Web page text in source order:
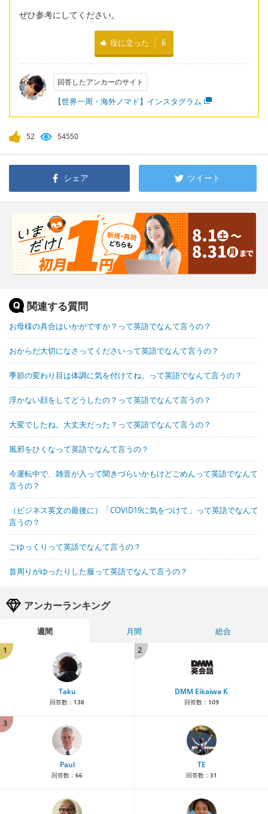
ぜひ参考にしてください。
役に立った 6
回答したアンカーのサイト
【世界一周・海外ノマド】インスタグラム
52 54550
シェア ツイート
関連する質問
お母様の具合はいかがですか？って英語でなんて言うの？
おからだ大切になさってくださいって英語でなんて言うの？
季節の変わり目は体調に気を付けてね。って英語でなんて言うの？
浮かない顔をしてどうしたの？って英語でなんて言うの？
大変でしたね。大丈夫だった？って英語でなんて言うの？
風邪をひくなって英語でなんて言うの？
今運転中で、雑音が入って聞きづらいかもけどごめんって英語でなんて
言うの？
（ビジネス英文の最後に）「COVID19に気をつけて」って英語でなんて
言うの？
ごゆっくりって英語でなんて言うの？
首周りがゆったりした服って英語でなんて言うの？
アンカーランキング
週間 月間
総合
1
Taku
回答数： 138
2
DMM Eikaiwa K
回答数： 109
3
Paul
回答数： 66
TE
回答数： 31